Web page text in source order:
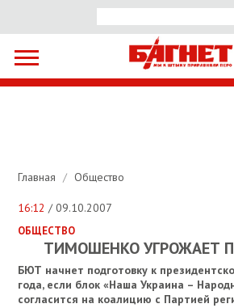
Главная / Общество
16:12 / 09.10.2007
ОБЩЕСТВО
ТИМОШЕНКО УГРОЖАЕТ
БЮТ начнет подготовку к
года, если блок «Наша Украина –
согласится на коалицию с Партией